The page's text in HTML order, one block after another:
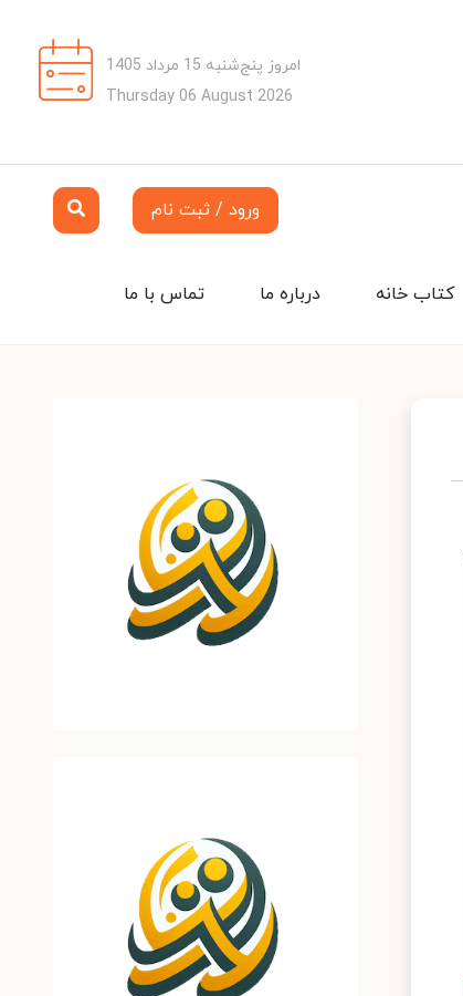
امروز پنج‌شنبه 15 مرداد 1405
Thursday 06 August 2026
ورود / ثبت نام
تماس با ما درباره ما کتاب خانه